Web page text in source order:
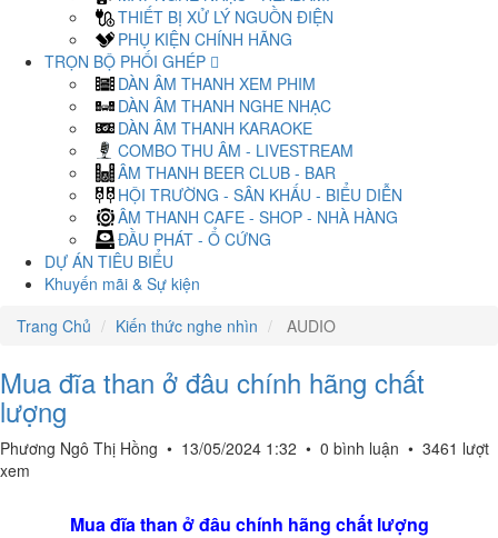
THIẾT BỊ XỬ LÝ NGUỒN ĐIỆN
PHỤ KIỆN CHÍNH HÃNG
TRỌN BỘ PHỐI GHÉP
DÀN ÂM THANH XEM PHIM
DÀN ÂM THANH NGHE NHẠC
DÀN ÂM THANH KARAOKE
COMBO THU ÂM - LIVESTREAM
ÂM THANH BEER CLUB - BAR
HỘI TRƯỜNG - SÂN KHẤU - BIỂU DIỄN
ÂM THANH CAFE - SHOP - NHÀ HÀNG
ĐẦU PHÁT - Ổ CỨNG
DỰ ÁN TIÊU BIỂU
Khuyến mãi & Sự kiện
Trang Chủ
Kiến thức nghe nhìn AUDIO
Mua đĩa than ở đâu chính hãng chất
lượng
Phương Ngô Thị Hồng • 13/05/2024 1:32 • 0 bình luận • 3461 lượt
xem
Mua đĩa than ở đâu chính hãng chất lượng